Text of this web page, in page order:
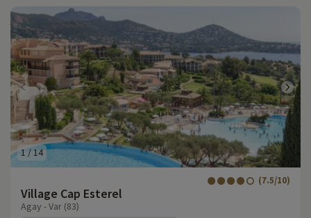
1 /14
Village Cap Esterel
(7.5/10)
Agay - Var (83)